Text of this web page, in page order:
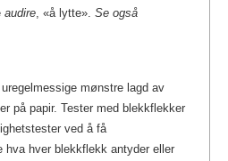
audire , «å lytte». Se også
mønstre lagd av
på papir. Tester med blekkflekker
ved å få
hver blekkflekk antyder eller